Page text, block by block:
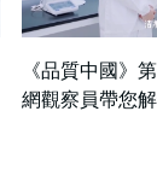
《品質中國》
網觀察員帶您